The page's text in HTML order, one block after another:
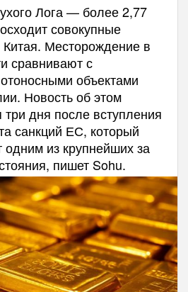
Лога — более 2,77
совокупные
Месторождение в
сравнивают с
объектами
Новость об этом
три дня после вступления
санкций ЕС, который
из крупнейших за
пишет Sohu.